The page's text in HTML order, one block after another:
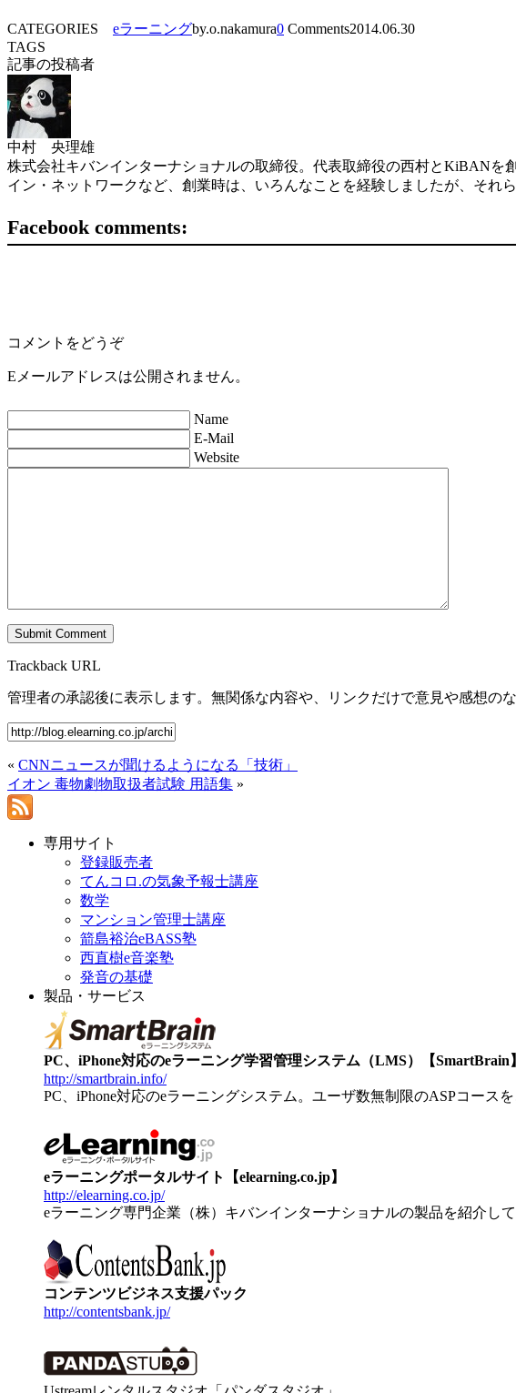
CATEGORIES eラーニングby.o.nakamura0 Comments2014.06.30
TAGS
記事の投稿者
中村 央理雄
株式会社キバンインターナショナルの取締役。代表取締役の西村とKiBAN
イン・ネットワークなど、創業時は、いろんなことを経験しましたが、それ
Facebook comments:
コメントをどうぞ
Eメールアドレスは公開されません。
Name
E-Mail
Website
Trackback URL
管理者の承認後に表示します。無関係な内容や、リンクだけで意見や感想の
« CNNニュースが聞けるようになる「技術」
イオン 毒物劇物取扱者試験 用語集 »
専用サイト
登録販売者
てんコロ.の気象予報士講座
数学
マンション管理士講座
箭島裕治eBASS塾
西直樹e音楽塾
発音の基礎
製品・サービス
PC、iPhone対応のeラーニング学習管理システム（LMS）【SmartBrain】
http://smartbrain.info/
PC、iPhone対応のeラーニングシステム。ユーザ数無制限のASPコースを
eラーニングポータルサイト【elearning.co.jp】
http://elearning.co.jp/
eラーニング専門企業（株）キバンインターナショナルの製品を紹介して
コンテンツビジネス支援パック
http://contentsbank.jp/